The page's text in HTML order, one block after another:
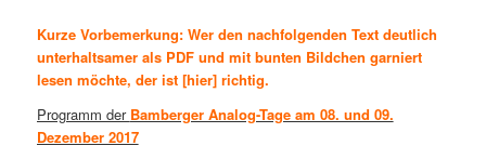
Kurze Vorbemerkung: Wer den nachfolgenden Text deutlich
unterhaltsamer als PDF und mit bunten Bildchen garniert
lesen möchte, der ist [hier] richtig.
Programm der Bamberger Analog-Tage am 08. und 09.
Dezember 2017